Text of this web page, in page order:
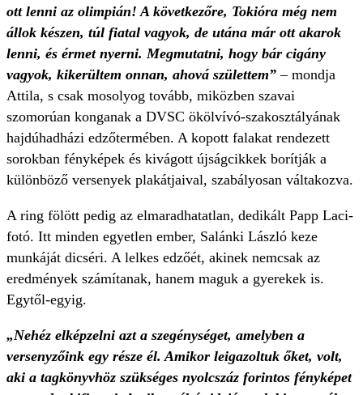
ott lenni az olimpián! A következőre, Tokióra még nem
állok készen, túl fiatal vagyok, de utána már ott akarok
lenni, és érmet nyerni. Megmutatni, hogy bár cigány
vagyok, kikerültem onnan, ahová születtem” – mondja
Attila, s csak mosolyog tovább, miközben szavai
szomorúan konganak a DVSC ökölvívó-szakosztályának
hajdúhadházi edzőtermében. A kopott falakat rendezett
sorokban fényképek és kivágott újságcikkek borítják a
különböző versenyek plakátjaival, szabályosan váltakozva.
A ring fölött pedig az elmaradhatatlan, dedikált Papp Laci-
fotó. Itt minden egyetlen ember, Salánki László keze
munkáját dicséri. A lelkes edzőét, akinek nemcsak az
eredmények számítanak, hanem maguk a gyerekek is.
Egytől-egyig.
„Nehéz elképzelni azt a szegénységet, amelyben a
versenyzőink egy része él. Amikor leigazoltuk őket, volt,
aki a tagkönyvhöz szükséges nyolcszáz forintos fényképet